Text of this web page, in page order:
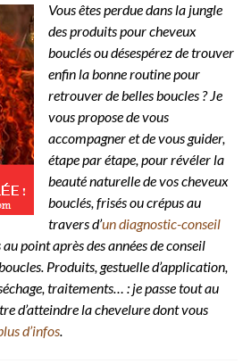
Vous êtes perdue dans la jungle
des produits pour cheveux
bouclés ou désespérez de trouver
enfin la bonne routine pour
retrouver de belles boucles ? Je
vous propose de vous
accompagner et de vous guider,
étape par étape, pour révéler la
beauté naturelle de vos cheveux
bouclés, frisés ou crépus au
travers d’un diagnostic-conseil
au point après des années de conseil
Produits, gestuelle d’application,
traitements… : je passe tout au
d’atteindre la chevelure dont vous
d’infos.